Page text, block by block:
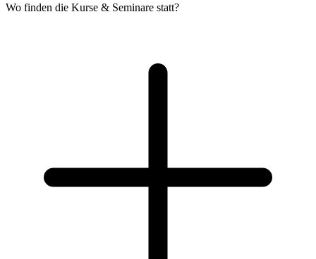
Wo finden die Kurse & Seminare statt?